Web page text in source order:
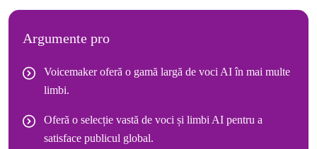
Argumente pro
Voicemaker oferă o gamă largă de voci AI în mai multe
limbi.
Oferă o selecție vastă de voci și limbi AI pentru a
satisface publicul global.